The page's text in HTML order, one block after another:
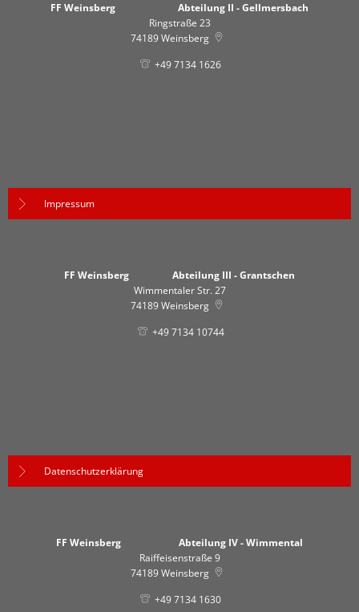
FF Weinsberg Abteilung II - Gellmersbach
Ringstraße 23
74189Weinsberg
+49 7134 1626
Impressum
FF Weinsberg Abteilung III - Grantschen
Wimmentaler Str. 27
74189Weinsberg
+49 7134 10744
Datenschutzerklärung
FF Weinsberg Abteilung IV - Wimmental
Raiffeisenstraße 9
74189Weinsberg
+49 7134 1630